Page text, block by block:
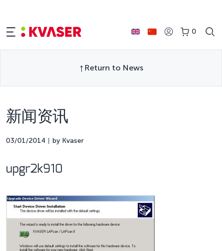
0
Return to News
新闻资讯
03/01/2014 by Kvaser
upgr2k910